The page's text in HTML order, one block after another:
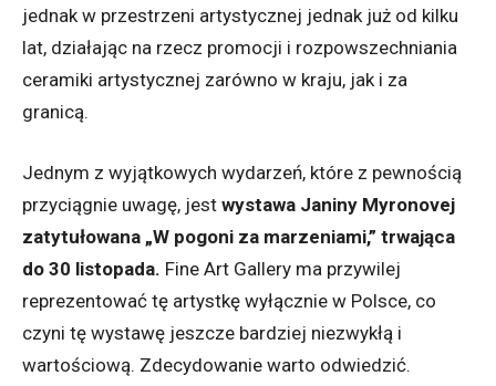
jednak w przestrzeni artystycznej jednak już od kilku
lat, działając na rzecz promocji i rozpowszechniania
ceramiki artystycznej zarówno w kraju, jak i za
granicą.
Jednym z wyjątkowych wydarzeń, które z pewnością
przyciągnie uwagę, jest wystawa Janiny Myronovej
zatytułowana „W pogoni za marzeniami,” trwająca
do 30 listopada. Fine Art Gallery ma przywilej
reprezentować tę artystkę wyłącznie w Polsce, co
czyni tę wystawę jeszcze bardziej niezwykłą i
wartościową. Zdecydowanie warto odwiedzić.